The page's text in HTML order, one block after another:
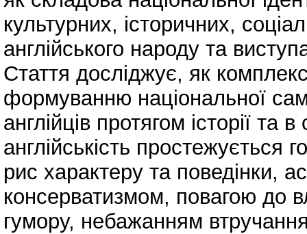
культурних, історичних,
англійського народу та
Стаття досліджує, як
формуванню національної
англійців протягом історії
англійськість простежується
рис характеру та поведінки,
консерватизмом, повагою до
гумору, небажанням